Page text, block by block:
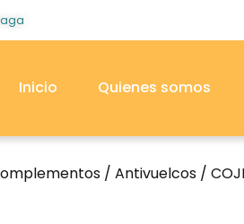
Inicio Quienes somos
/ Antivuelcos /